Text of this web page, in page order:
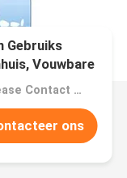
Gebruiks
Vouwbare
Prijs：Please Contact Us For The Price
ons